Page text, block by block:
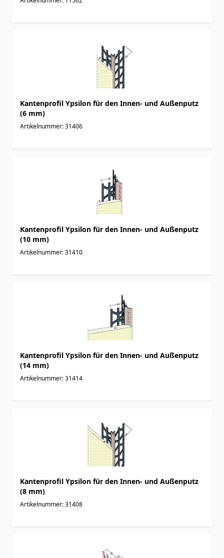
Kantenprofil Ypsilon für den Innen- und Außenputz
(6 mm)
Artikelnummer: 31406
Kantenprofil Ypsilon für den Innen- und Außenputz
(10 mm)
Artikelnummer: 31410
Kantenprofil Ypsilon für den Innen- und Außenputz
(14 mm)
Artikelnummer: 31414
Kantenprofil Ypsilon für den Innen- und Außenputz
(8 mm)
Artikelnummer: 31408